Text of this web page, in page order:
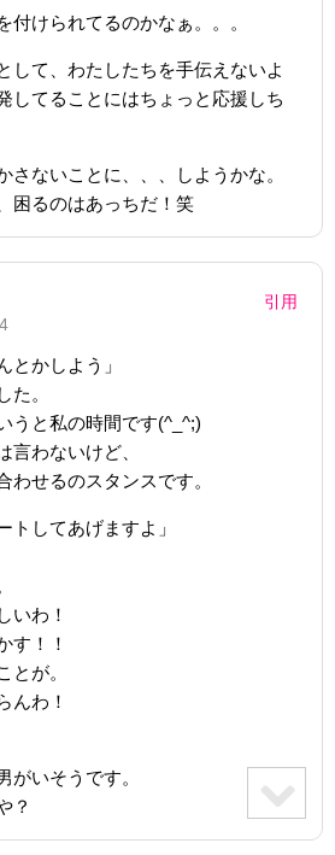
付けられてるのかなぁ。。。
して、わたしたちを手伝えないよ
してることにはちょっと応援しち
さないことに、、、しようかな。
困るのはあっちだ！笑
引用
とかしよう」
た。
うと私の時間です(^_^;)
言わないけど、
わせるのスタンスです。
トしてあげますよ」
いわ！
す！！
とが。
んわ！
がいそうです。
？